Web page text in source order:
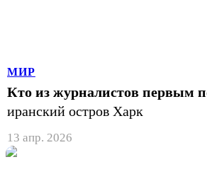
МИР
Кто из журналистов первым
иранский остров Харк
13 апр. 2026